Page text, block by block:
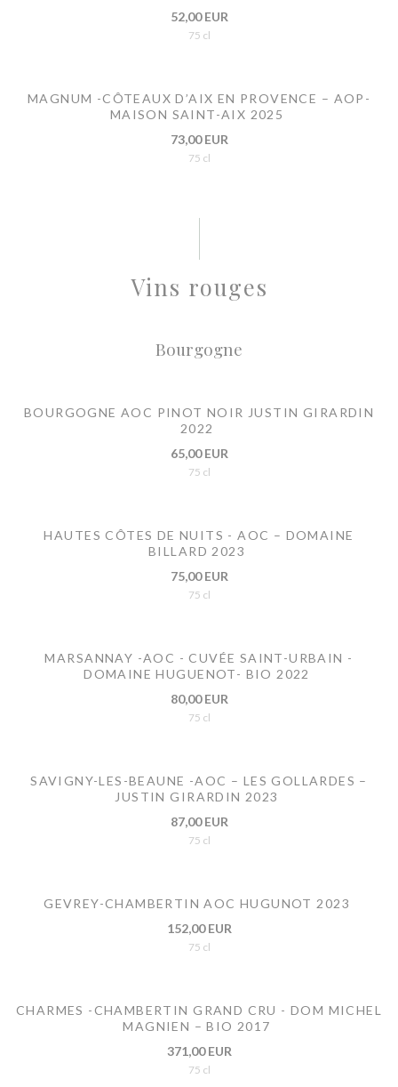
52,00 EUR
75 cl
MAGNUM -CÔTEAUX D’AIX EN PROVENCE – AOP-
MAISON SAINT-AIX 2025
73,00 EUR
75 cl
Vins rouges
Bourgogne
BOURGOGNE AOC PINOT NOIR JUSTIN GIRARDIN
2022
65,00 EUR
75 cl
HAUTES CÔTES DE NUITS - AOC – DOMAINE
BILLARD 2023
75,00 EUR
75 cl
MARSANNAY -AOC - CUVÉE SAINT-URBAIN -
DOMAINE HUGUENOT- BIO 2022
80,00 EUR
75 cl
SAVIGNY-LES-BEAUNE -AOC – LES GOLLARDES –
JUSTIN GIRARDIN 2023
87,00 EUR
75 cl
GEVREY-CHAMBERTIN AOC HUGUNOT 2023
152,00 EUR
75 cl
CHARMES -CHAMBERTIN GRAND CRU - DOM MICHEL
MAGNIEN – BIO 2017
371,00 EUR
75 cl